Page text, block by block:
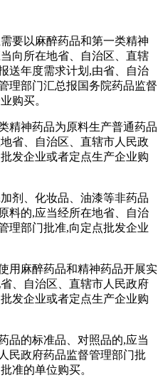
要以麻醉药品和第一类精神
向所在地省、自治区、直辖
送年度需求计划,由省、自治
理部门汇总报国务院药品监督
购买。
精神药品为原料生产普通药品
省、自治区、直辖市人民政
发企业或者定点生产企业购
剂、化妆品、油漆等非药品
料的,应当经所在地省、自治
理部门批准,向定点批发企业
用麻醉药品和精神药品开展实
、自治区、直辖市人民政府
发企业或者定点生产企业购
品的标准品、对照品的,应当
民政府药品监督管理部门批
准的单位购买。